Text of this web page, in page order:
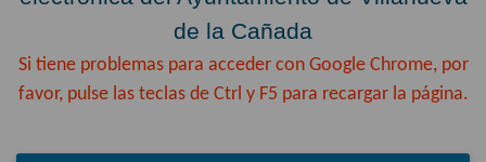
de la Cañada
Si tiene problemas para acceder con Google Chrome, por
favor, pulse las teclas de Ctrl y F5 para recargar la página.